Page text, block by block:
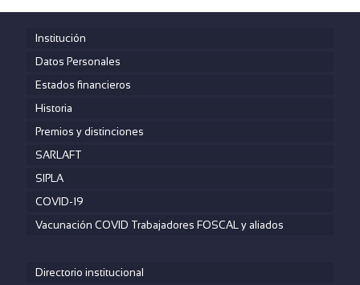
Institución
Datos Personales
Estados financieros
Historia
Premios y distinciones
SARLAFT
SIPLA
COVID-19
Vacunación COVID Trabajadores FOSCAL y aliados
Directorio institucional